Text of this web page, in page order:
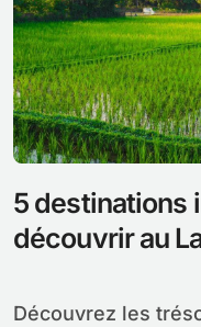
5 destinations
découvrir au
Découvrez les trésors cachés du Laos en janvier